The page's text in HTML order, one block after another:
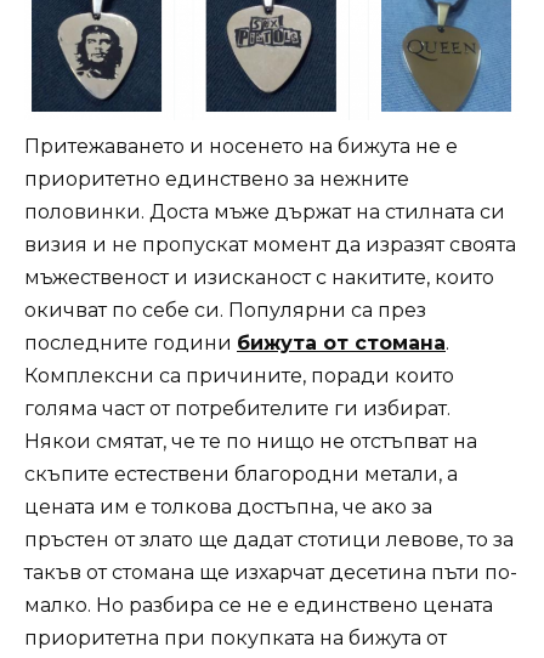
Притежаването и носенето на бижута не е
приоритетно единствено за нежните
половинки. Доста мъже държат на стилната си
визия и не пропускат момент да изразят своята
мъжественост и изисканост с накитите, които
окичват по себе си. Популярни са през
последните години бижута от стомана.
Комплексни са причините, поради които
голяма част от потребителите ги избират.
Някои смятат, че те по нищо не отстъпват на
скъпите естествени благородни метали, а
цената им е толкова достъпна, че ако за
пръстен от злато ще дадат стотици левове, то за
такъв от стомана ще изхарчат десетина пъти по-
малко. Но разбира се не е единствено цената
приоритетна при покупката на бижута от